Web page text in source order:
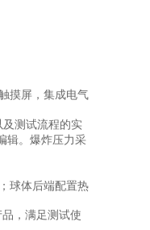
摸屏，集成电气
测试流程的实
辑。爆炸压力采
球体后端配置热
，满足测试使